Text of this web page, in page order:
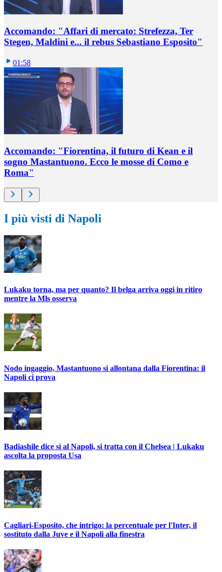
Accomando: "Affari di mercato: Strefezza, Ter
Stegen, Maldini e... il rebus Sebastiano Esposito"
01:58
Accomando: "Fiorentina, il futuro di Kean e il
sogno Mastantuono. Ecco le mosse di Como e
Roma"
I più visti di Napoli
Lukaku torna, ma per quanto? Il belga arriva oggi in ritiro
mentre la Mls osserva
Nodo ingaggio, Mastantuono si allontana dalla Fiorentina: il
Napoli ci prova
Badiashile dice sì al Napoli, si tratta con il Chelsea | Lukaku
ascolta la proposta Usa
Cagliari-Esposito, che intrigo: la percentuale per l'Inter, il
sostituto dalla Juve e il Napoli alla finestra